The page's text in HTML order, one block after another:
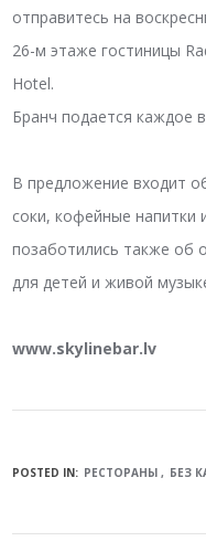
отправитесь на
26-м этаже гостиницы
Hotel.
Бранч подается каждое
В предложение входит
соки, кофейные напитки
позаботились также об
для детей и живой
www.skylinebar.lv
POSTED IN: PЕСТОРАНЫ БЕЗ